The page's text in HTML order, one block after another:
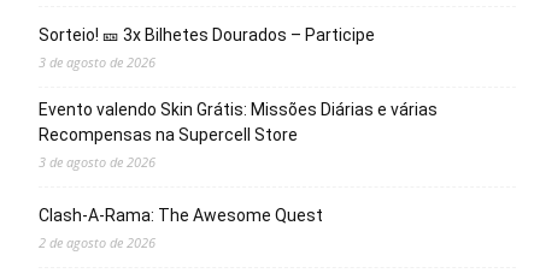
Sorteio! 🎫 3x Bilhetes Dourados – Participe
3 de agosto de 2026
Evento valendo Skin Grátis: Missões Diárias e várias
Recompensas na Supercell Store
3 de agosto de 2026
Clash-A-Rama: The Awesome Quest
2 de agosto de 2026